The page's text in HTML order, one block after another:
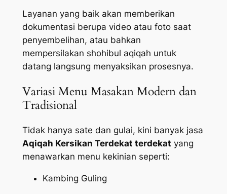
Layanan yang baik akan memberikan
dokumentasi berupa video atau foto saat
penyembelihan, atau bahkan
mempersilakan shohibul aqiqah untuk
datang langsung menyaksikan prosesnya.
Variasi Menu Masakan Modern dan
Tradisional
Tidak hanya sate dan gulai, kini banyak jasa
Aqiqah Kersikan Terdekat terdekat yang
menawarkan menu kekinian seperti:
Kambing Guling